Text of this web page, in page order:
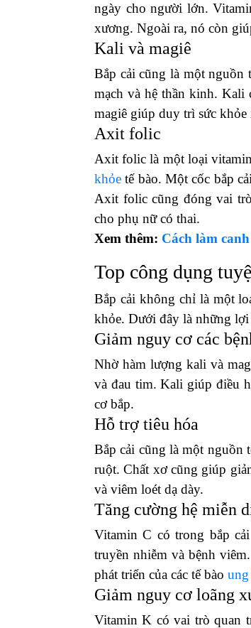
ngày cho người lớn.
xương. Ngoài ra, nó còn
Kali và magiê
Bắp cải cũng là một nguồn
mạch và hệ thần kinh.
magiê giúp duy trì sức khỏe
Axit folic
Axit folic là một loại
khỏe tế bào. Một cốc bắp
Axit folic cũng đóng vai
cho phụ nữ có thai.
Xem thêm: Cách làm
Top công dụng
Bắp cải không chỉ là một
khỏe. Dưới đây là những lợi
Giảm nguy cơ các
Nhờ hàm lượng kali và
và đau tim. Kali giúp điều
cơ bắp.
Hỗ trợ tiêu hóa
Bắp cải cũng là một nguồn
ruột. Chất xơ cũng giúp
và viêm loét dạ dày.
Tăng cường hệ miễn
Vitamin C có trong bắp
truyền nhiễm và bệnh
phát triển của các tế bào
Giảm nguy cơ loãng
Vitamin K có vai trò quan